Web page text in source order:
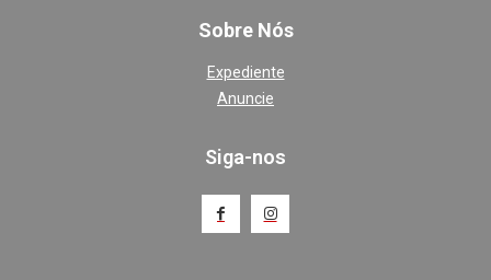
Sobre Nós
Expediente
Anuncie
Siga-nos